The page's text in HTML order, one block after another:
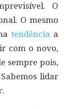
O
O mesmo
tendência a
com o novo,
sempre pois,
lidar